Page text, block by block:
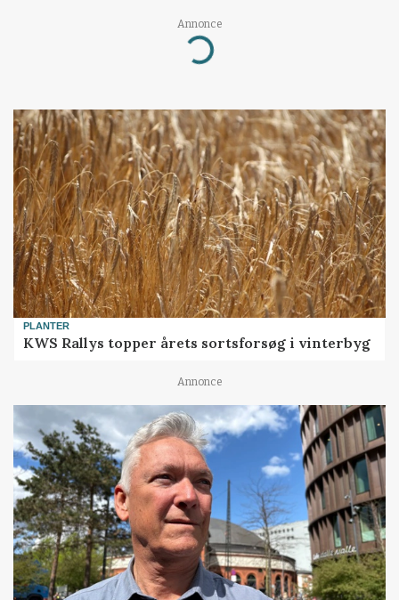
Annonce
Loading...
PLANTER
KWS Rallys topper årets sortsforsøg i vinterbyg
Annonce